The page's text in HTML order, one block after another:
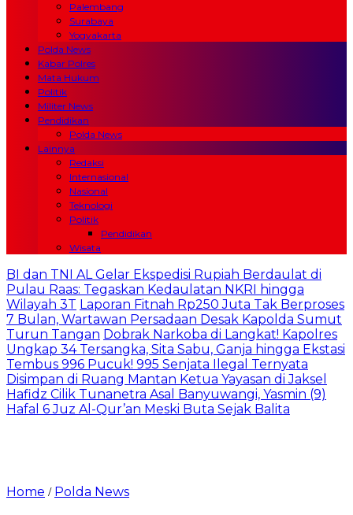
Palembang
Surabaya
Yogyakarta
Polda News
Kabar Polres
Mata Hukum
Politik
Militer News
Pendidikan
Polda News
Lainnya
Redaksi
Internasional
Nasional
Teknologi
Politik
Pendidikan
Wisata
BI dan TNI AL Gelar Ekspedisi Rupiah Berdaulat di
Pulau Raas: Tegaskan Kedaulatan NKRI hingga
Wilayah 3T Laporan Fitnah Rp250 Juta Tak Berproses
7 Bulan, Wartawan Persadaan Desak Kapolda Sumut
Turun Tangan Dobrak Narkoba di Langkat! Kapolres
Ungkap 34 Tersangka, Sita Sabu, Ganja hingga Ekstasi
Tembus 996 Pucuk! 995 Senjata Ilegal Ternyata
Disimpan di Ruang Mantan Ketua Yayasan di Jaksel
Hafidz Cilik Tunanetra Asal Banyuwangi, Yasmin (9)
Hafal 6 Juz Al-Qur’an Meski Buta Sejak Balita
Home / Polda News